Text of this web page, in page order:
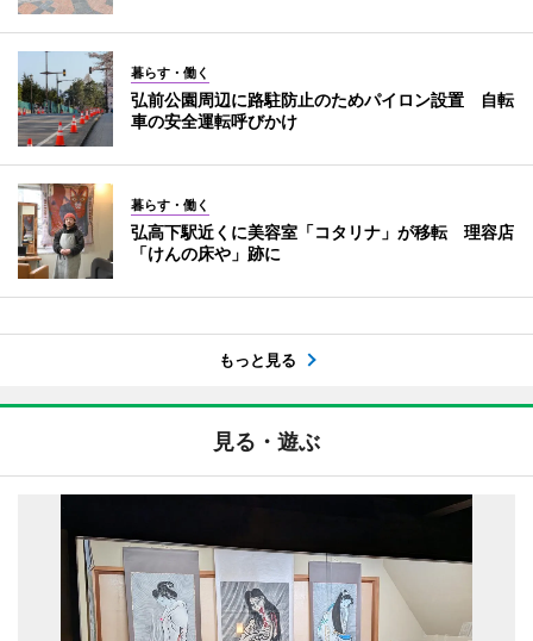
暮らす・働く
弘前公園周辺に路駐防止のためパイロン設置 自転
車の安全運転呼びかけ
暮らす・働く
弘高下駅近くに美容室「コタリナ」が移転 理容店
「けんの床や」跡に
もっと見る
見る・遊ぶ